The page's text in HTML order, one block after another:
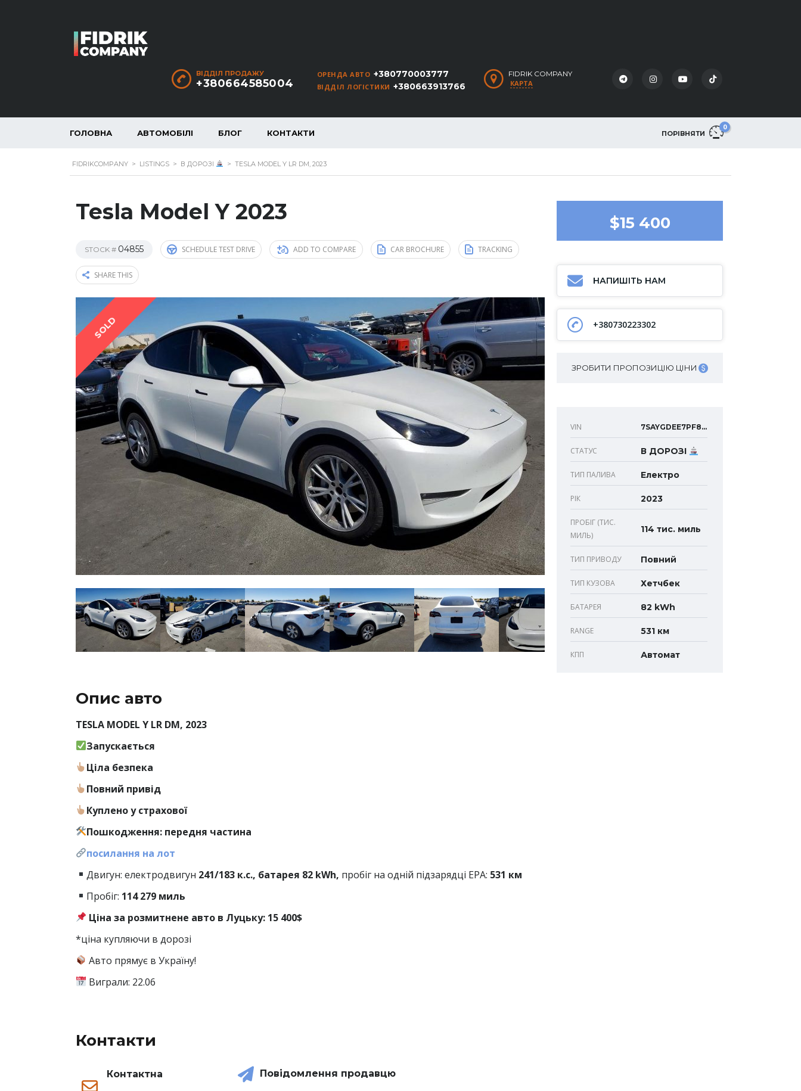
FIDRIK COMPANY
КАРТА
ОРЕНДА АВТО +380770003777
ВІДДІЛ ЛОГІСТИКИ +380663913766
ВІДДІЛ ПРОДАЖУ
+380664585004
ПОРІВНЯТИ
0
ГОЛОВНА АВТОМОБІЛІ БЛОГ КОНТАКТИ
FIDRIKCOMPANY > LISTINGS > В ДОРОЗІ > TESLA MODEL Y LR DM, 2023
Tesla Model Y 2023
STOCK # 04855 SCHEDULE TEST DRIVE ADD TO COMPARE CAR BROCHURE TRACKING
SHARE THIS
SOLD
Опис авто
TESLA MODEL Y LR DM, 2023
Запускається
Ціла безпека
Повний привід
Куплено у страхової
Пошкодження: передня частина
посилання на лот
Двигун: електродвигун 241/183 к.с., батарея 82 kWh, пробіг на одній підзарядці EPA: 531 км
Пробіг: 114 279 миль
Ціна за розмитнене авто в Луцьку: 15 400$
*ціна купляючи в дорозі
Авто прямує в Україну!
Виграли: 22.06
Контакти
Контактна Повідомлення продавцю
$15 400
НАПИШІТЬ НАМ
+380730223302
ЗРОБИТИ ПРОПОЗИЦІЮ ЦІНИ
VIN 7SAYGDEE7PF872300
СТАТУС В ДОРОЗІ
ТИП ПАЛИВА Електро
РІК 2023
ПРОБІГ (ТИС.
МИЛЬ)
114 тис. миль
ТИП ПРИВОДУ Повний
ТИП КУЗОВА Хетчбек
БАТАРЕЯ 82 kWh
RANGE 531 км
КПП Автомат